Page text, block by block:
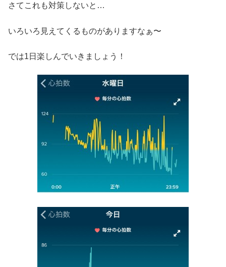
さてこれも対策しないと…
いろいろ見えてくるものがありますなぁ〜
では1日楽しんでいきましょう！